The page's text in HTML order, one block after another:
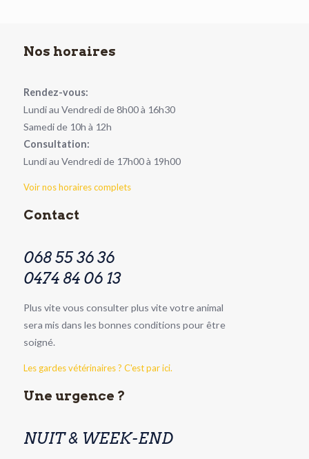
Nos horaires
Rendez-vous:
Lundi au Vendredi de 8h00 à 16h30
Samedi de 10h à 12h
Consultation:
Lundi au Vendredi de 17h00 à 19h00
Voir nos horaires complets
Contact
068 55 36 36
0474 84 06 13
Plus vite vous consulter plus vite votre animal
sera mis dans les bonnes conditions pour être
soigné.
Les gardes vétérinaires ? C'est par ici.
Une urgence ?
NUIT & WEEK-END